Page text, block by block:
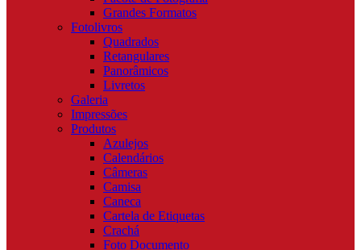
Grandes Formatos
Fotolivros
Quadrados
Retangulares
Panorâmicos
Livretos
Galeria
Impressões
Produtos
Azulejos
Calendários
Câmeras
Camisa
Caneca
Cartela de Etiquetas
Crachá
Foto Documento